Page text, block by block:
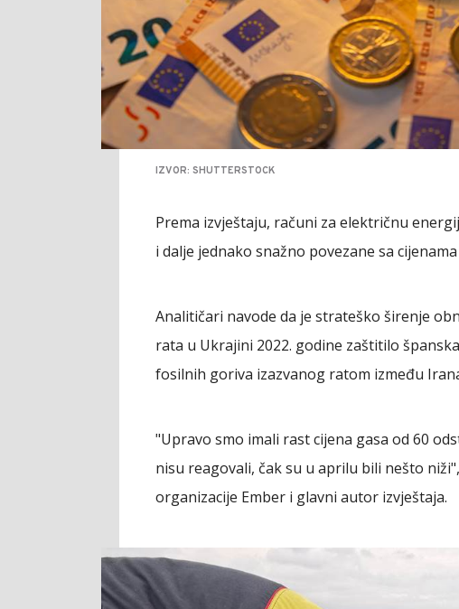
IZVOR: SHUTTERSTOCK
Prema izvještaju, računi za električnu
i dalje jednako snažno povezane sa
Analitičari navode da je strateško širenje
rata u Ukrajini 2022. godine zaštitilo
fosilnih goriva izazvanog ratom između
"Upravo smo imali rast cijena gasa od 60
nisu reagovali, čak su u aprilu bili nešto
organizacije Ember i glavni autor izvještaja.